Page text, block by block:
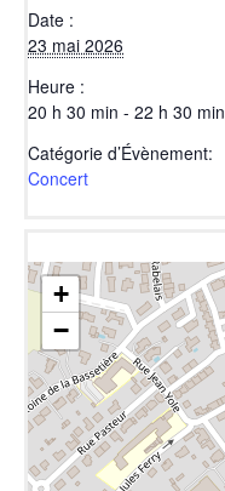
Date :
23 mai 2026
Heure :
20 h 30 min - 22 h 30 min
Catégorie d’Évènement:
Concert
+
−